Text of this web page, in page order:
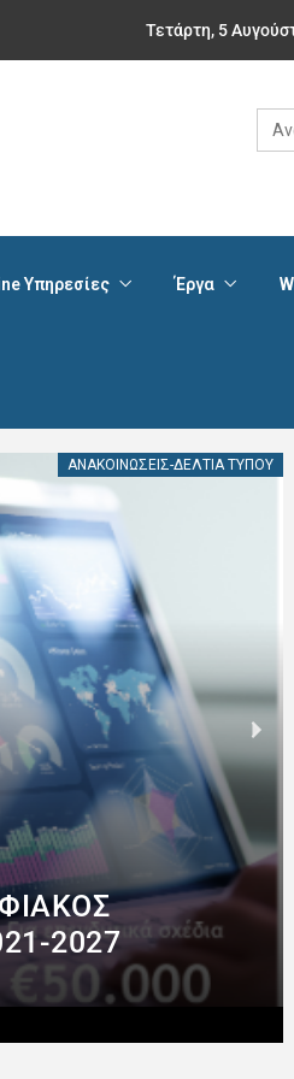
Τετάρτη, 5
for:
Υπηρεσίες Έργα
ΑΝΑΚΟΙΝΏΣΕΙΣ-ΔΕΛΤΊΑ ΤΎΠΟΥ
2027